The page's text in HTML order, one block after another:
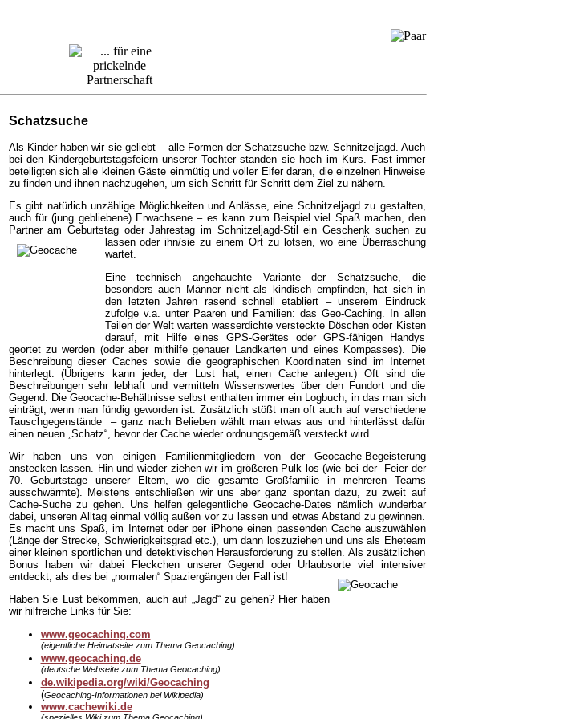
Schatzsuche
Als Kinder haben wir sie geliebt – alle Formen der Schatzsuche bzw. Schnitzeljagd. Auch
bei den Kindergeburtstagsfeiern unserer Tochter standen sie hoch im Kurs. Fast immer
beteiligten sich alle kleinen Gäste einmütig und voller Eifer daran, die einzelnen Hinweise
zu finden und ihnen nachzugehen, um sich Schritt für Schritt dem Ziel zu nähern.
Es gibt natürlich unzählige Möglichkeiten und Anlässe, eine Schnitzeljagd zu gestalten,
auch für (jung gebliebene) Erwachsene – es kann zum Beispiel viel Spaß machen, den
Partner am Geburtstag oder Jahrestag im Schnitzeljagd-Stil ein Geschenk suchen zu
lassen oder ihn/sie zu einem Ort zu lotsen, wo eine Überraschung
wartet.
Eine technisch angehauchte Variante der Schatzsuche, die
besonders auch Männer nicht als kindisch empfinden, hat sich in
den letzten Jahren rasend schnell etabliert – unserem Eindruck
zufolge v.a. unter Paaren und Familien: das Geo-Caching. In allen
Teilen der Welt warten wasserdichte versteckte Döschen oder Kisten
darauf, mit Hilfe eines GPS-Gerätes oder GPS-fähigen Handys
geortet zu werden (oder aber mithilfe genauer Landkarten und eines Kompasses). Die
Beschreibung dieser Caches sowie die geographischen Koordinaten sind im Internet
hinterlegt. (Übrigens kann jeder, der Lust hat, einen Cache anlegen.) Oft sind die
Beschreibungen sehr lebhaft und vermitteln Wissenswertes über den Fundort und die
Gegend. Die Geocache-Behältnisse selbst enthalten immer ein Logbuch, in das man sich
einträgt, wenn man fündig geworden ist. Zusätzlich stößt man oft auch auf verschiedene
Tauschgegenstände – ganz nach Belieben wählt man etwas aus und hinterlässt dafür
einen neuen „Schatz“, bevor der Cache wieder ordnungsgemäß versteckt wird.
Wir haben uns von einigen Familienmitgliedern von der Geocache-Begeisterung
anstecken lassen. Hin und wieder ziehen wir im größeren Pulk los (wie bei der Feier der
70. Geburtstage unserer Eltern, wo die gesamte Großfamilie in mehreren Teams
ausschwärmte). Meistens entschließen wir uns aber ganz spontan dazu, zu zweit auf
Cache-Suche zu gehen. Uns helfen gelegentliche Geocache-Dates nämlich wunderbar
dabei, unseren Alltag einmal völlig außen vor zu lassen und etwas Abstand zu gewinnen.
Es macht uns Spaß, im Internet oder per iPhone einen passenden Cache auszuwählen
(Länge der Strecke, Schwierigkeitsgrad etc.), um dann loszuziehen und uns als Eheteam
einer kleinen sportlichen und detektivischen Herausforderung zu stellen. Als zusätzlichen
Bonus haben wir dabei Fleckchen unserer Gegend oder Urlaubsorte viel intensiver
entdeckt, als dies bei „normalen“ Spaziergängen der Fall ist!
Haben Sie Lust bekommen, auch auf „Jagd“ zu gehen? Hier haben
wir hilfreiche Links für Sie:
www.geocaching.com
(eigentliche Heimatseite zum Thema Geocaching)
www.geocaching.de
(deutsche Webseite zum Thema Geocaching)
de.wikipedia.org/wiki/Geocaching
(Geocaching-Informationen bei Wikipedia)
www.cachewiki.de